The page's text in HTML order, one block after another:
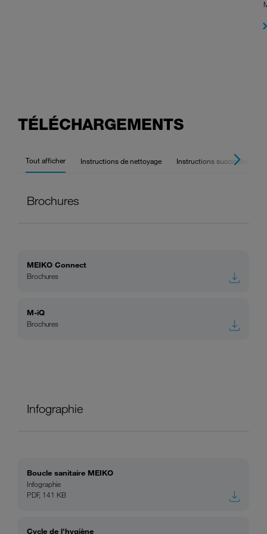
TÉLÉCHARGEMENTS
Tout afficher Instructions de nettoyage Instructions succinctes
Brochures
MEIKO Connect
Brochures
M-iQ
Brochures
Infographie
Boucle sanitaire MEIKO
Infographie
PDF, 141 KB
Cycle de l'hygiène